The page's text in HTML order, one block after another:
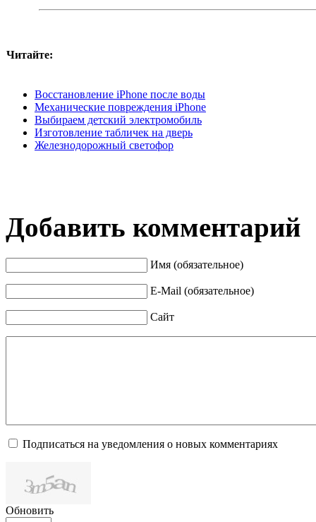
Читайте:
Восстановление iPhone после воды
Механические повреждения iPhone
Выбираем детский электромобиль
Изготовление табличек на дверь
Железнодорожный светофор
Добавить комментарий
Имя (обязательное)
E-Mail (обязательное)
Сайт
Подписаться на уведомления о новых комментариях
Обновить